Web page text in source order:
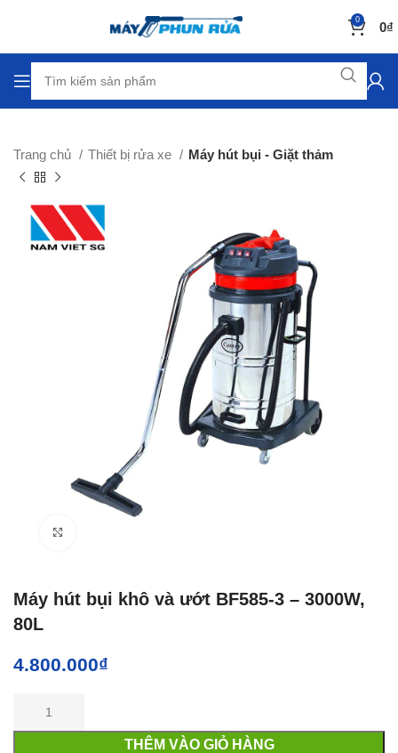
0 0₫
Trang chủ Thiết bị rửa xe Máy hút bụi - Giặt thảm
Máy hút bụi khô và ướt BF585-3 – 3000W,
80L
4.800.000₫
THÊM VÀO GIỎ HÀNG